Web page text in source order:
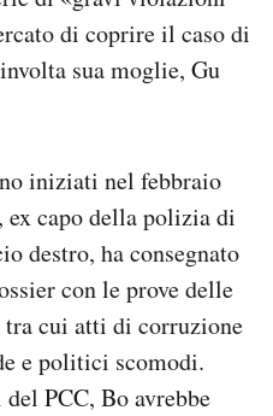
di coprire il caso di
sua moglie, Gu
iniziati nel febbraio
ex capo della polizia di
destro, ha consegnato
con le prove delle
cui atti di corruzione
e politici scomodi.
PCC, Bo avrebbe